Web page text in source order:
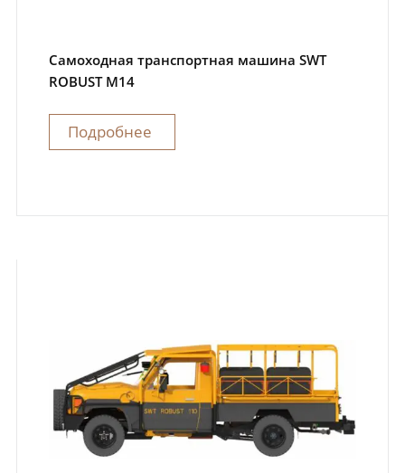
Самоходная транспортная машина SWT
ROBUST M14
Подробнее